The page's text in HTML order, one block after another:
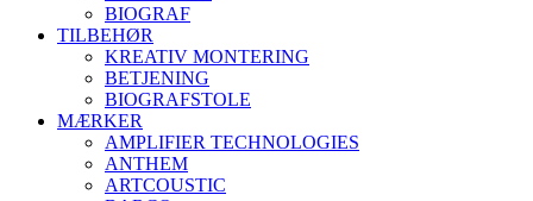
BIOGRAF
TILBEHØR
KREATIV MONTERING
BETJENING
BIOGRAFSTOLE
MÆRKER
AMPLIFIER TECHNOLOGIES
ANTHEM
ARTCOUSTIC